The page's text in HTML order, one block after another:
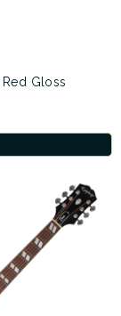
Gloss